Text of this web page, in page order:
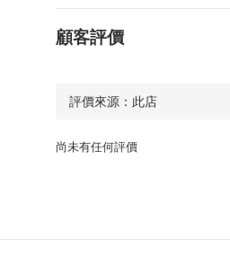
顧客評價
尚未有任何評價